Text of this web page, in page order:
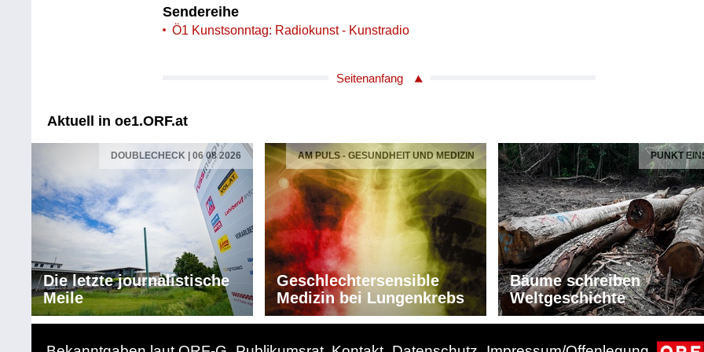
Sendereihe
Ö1 Kunstsonntag: Radiokunst - Kunstradio
Seitenanfang
Aktuell in oe1.ORF.at
DOUBLECHECK | 06 08 2026
Die letzte journalistische
Meile
AM PULS - GESUNDHEIT UND MEDIZIN
Geschlechtersensible
Medizin bei Lungenkrebs
PUNKT
Bäume schreiben
Weltgeschichte